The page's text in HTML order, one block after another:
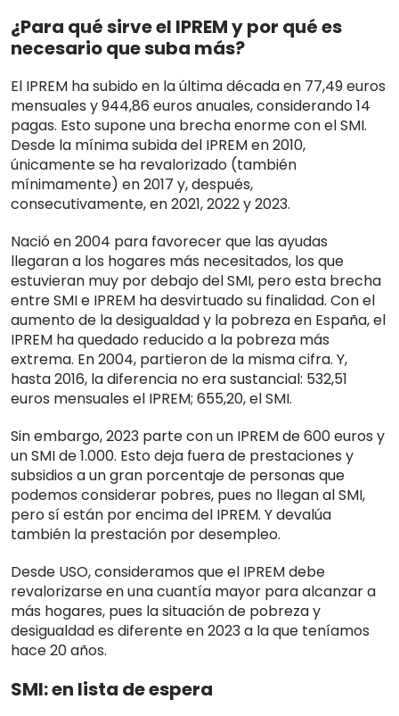
¿Para qué sirve el IPREM y por qué es
necesario que suba más?
El IPREM ha subido en la última década en 77,49 euros
mensuales y 944,86 euros anuales, considerando 14
pagas. Esto supone una brecha enorme con el SMI.
Desde la mínima subida del IPREM en 2010,
únicamente se ha revalorizado (también
mínimamente) en 2017 y, después,
consecutivamente, en 2021, 2022 y 2023.
Nació en 2004 para favorecer que las ayudas
llegaran a los hogares más necesitados, los que
estuvieran muy por debajo del SMI, pero esta brecha
entre SMI e IPREM ha desvirtuado su finalidad. Con el
aumento de la desigualdad y la pobreza en España, el
IPREM ha quedado reducido a la pobreza más
extrema. En 2004, partieron de la misma cifra. Y,
hasta 2016, la diferencia no era sustancial: 532,51
euros mensuales el IPREM; 655,20, el SMI.
Sin embargo, 2023 parte con un IPREM de 600 euros y
un SMI de 1.000. Esto deja fuera de prestaciones y
subsidios a un gran porcentaje de personas que
podemos considerar pobres, pues no llegan al SMI,
pero sí están por encima del IPREM. Y devalúa
también la prestación por desempleo.
Desde USO, consideramos que el IPREM debe
revalorizarse en una cuantía mayor para alcanzar a
más hogares, pues la situación de pobreza y
desigualdad es diferente en 2023 a la que teníamos
hace 20 años.
SMI: en lista de espera